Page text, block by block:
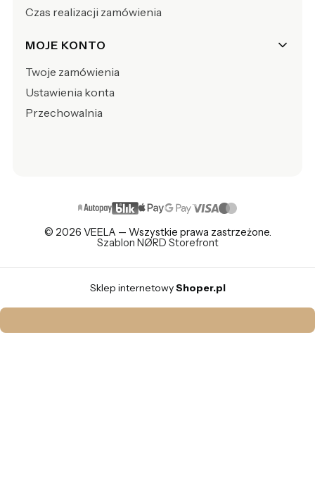
Czas realizacji zamówienia
MOJE KONTO
Twoje zamówienia
Ustawienia konta
Przechowalnia
© 2026 VEELA — Wszystkie prawa zastrzeżone.
Szablon NØRD Storefront
Sklep internetowyShoper.pl